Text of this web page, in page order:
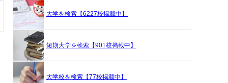
大学を検索【6227校掲載中】
短期大学を検索【901校掲載中】
大学校を検索【77校掲載中】